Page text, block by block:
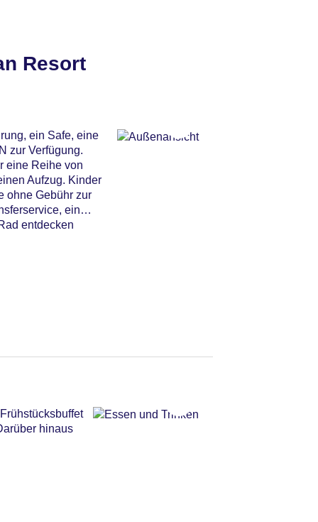
Resort
ein Safe, eine
zur Verfügung.
eine Reihe von
Aufzug. Kinder
ohne Gebühr zur
ein
entdecken
hinaus